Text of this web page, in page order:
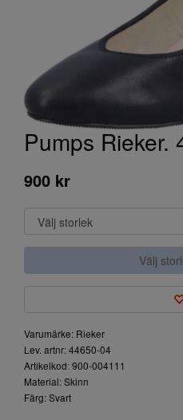
Pumps Rieker.
900 kr
Välj
Varumärke: Rieker
Lev. artnr: 44650-04
Artikelkod: 900-004111
Material: Skinn
Färg: Svart